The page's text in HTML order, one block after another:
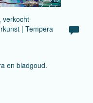
verkocht
| Tempera
en bladgoud.